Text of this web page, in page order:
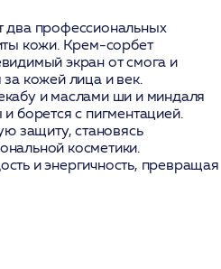
два профессиональных
кожи. Крем-сорбет
экран от смога и
кожей лица и век.
и маслами ши и миндаля
борется с пигментацией.
защиту, становясь
косметики.
и энергичность, превращая